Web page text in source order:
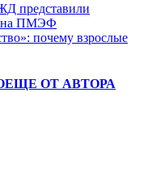
представили
на ПМЭФ
почему взрослые
ЕЩЕ ОТ АВТОРА